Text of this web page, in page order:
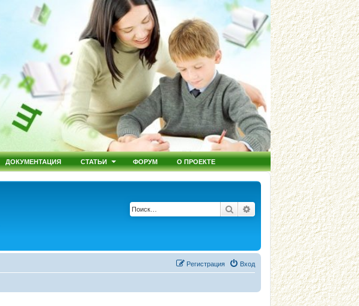
ДОКУМЕНТАЦИЯ СТАТЬИ ФОРУМ О ПРОЕКТЕ
Поиск Расширенный поиск
Вход
Регистрация